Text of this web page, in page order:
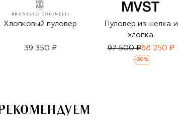
Хлопковый пуловер
39 350 ₽
Пуловер из шелка и
хлопка
97 500 ₽68 250 ₽
-30 %
РЕКОМЕНДУЕМ